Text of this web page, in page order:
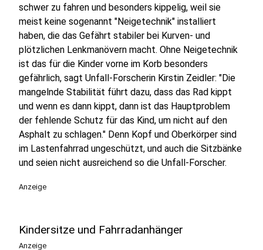
schwer zu fahren und besonders kippelig, weil sie
meist keine sogenannt "Neigetechnik" installiert
haben, die das Gefährt stabiler bei Kurven- und
plötzlichen Lenkmanövern macht. Ohne Neigetechnik
ist das für die Kinder vorne im Korb besonders
gefährlich, sagt Unfall-Forscherin Kirstin Zeidler: "Die
mangelnde Stabilität führt dazu, dass das Rad kippt
und wenn es dann kippt, dann ist das Hauptproblem
der fehlende Schutz für das Kind, um nicht auf den
Asphalt zu schlagen." Denn Kopf und Oberkörper sind
im Lastenfahrrad ungeschützt, und auch die Sitzbänke
und seien nicht ausreichend so die Unfall-Forscher.
Anzeige
Kindersitze und Fahrradanhänger
Anzeige